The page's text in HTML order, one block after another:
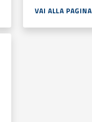
VAI ALLA PAGINA